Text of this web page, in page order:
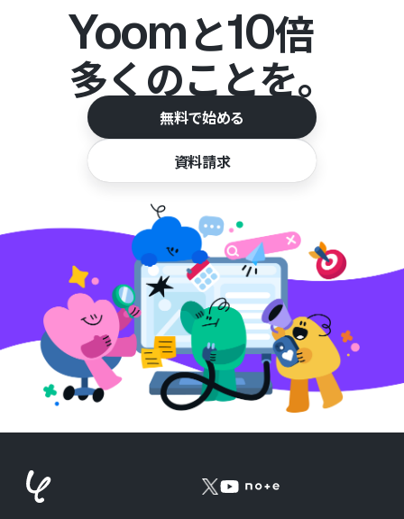
Yoomと10倍
多くのことを。
無料で始める
資料請求